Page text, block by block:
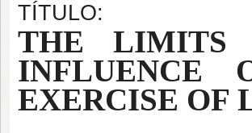
TÍTULO:
THE LIMITS
INFLUENCE
EXERCISE OF